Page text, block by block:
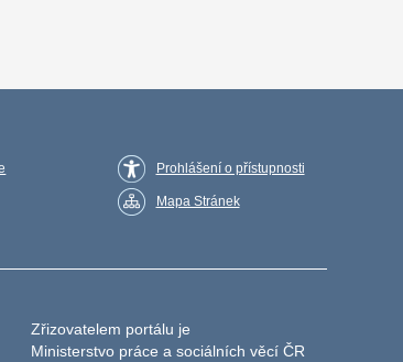
Prohlášení o přístupnosti
Mapa Stránek
Zřizovatelem portálu je
Ministerstvo práce a sociálních věcí ČR